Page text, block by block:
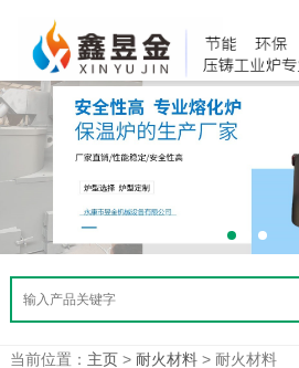
当前位置： 主页> 耐火材料> 耐火材料